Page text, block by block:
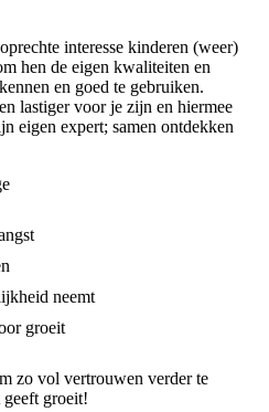
interesse kinderen (weer)
hen de eigen kwaliteiten en
en goed te gebruiken.
lastiger voor je zijn en hiermee
eigen expert; samen ontdekken
neemt
door groeit
zo vol vertrouwen verder te
geeft groeit!